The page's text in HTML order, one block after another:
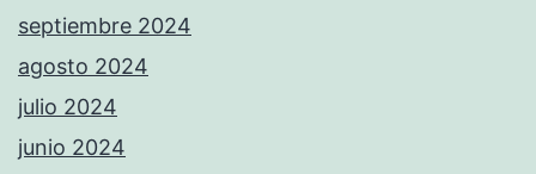
septiembre 2024
agosto 2024
julio 2024
junio 2024